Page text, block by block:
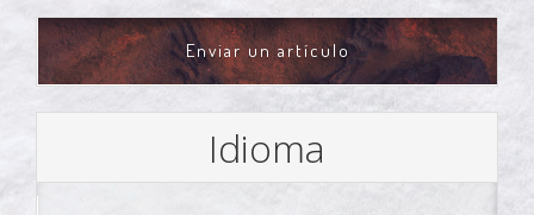
ENVIAR
UN
ARTÍCULO
Enviar un artículo
Idioma